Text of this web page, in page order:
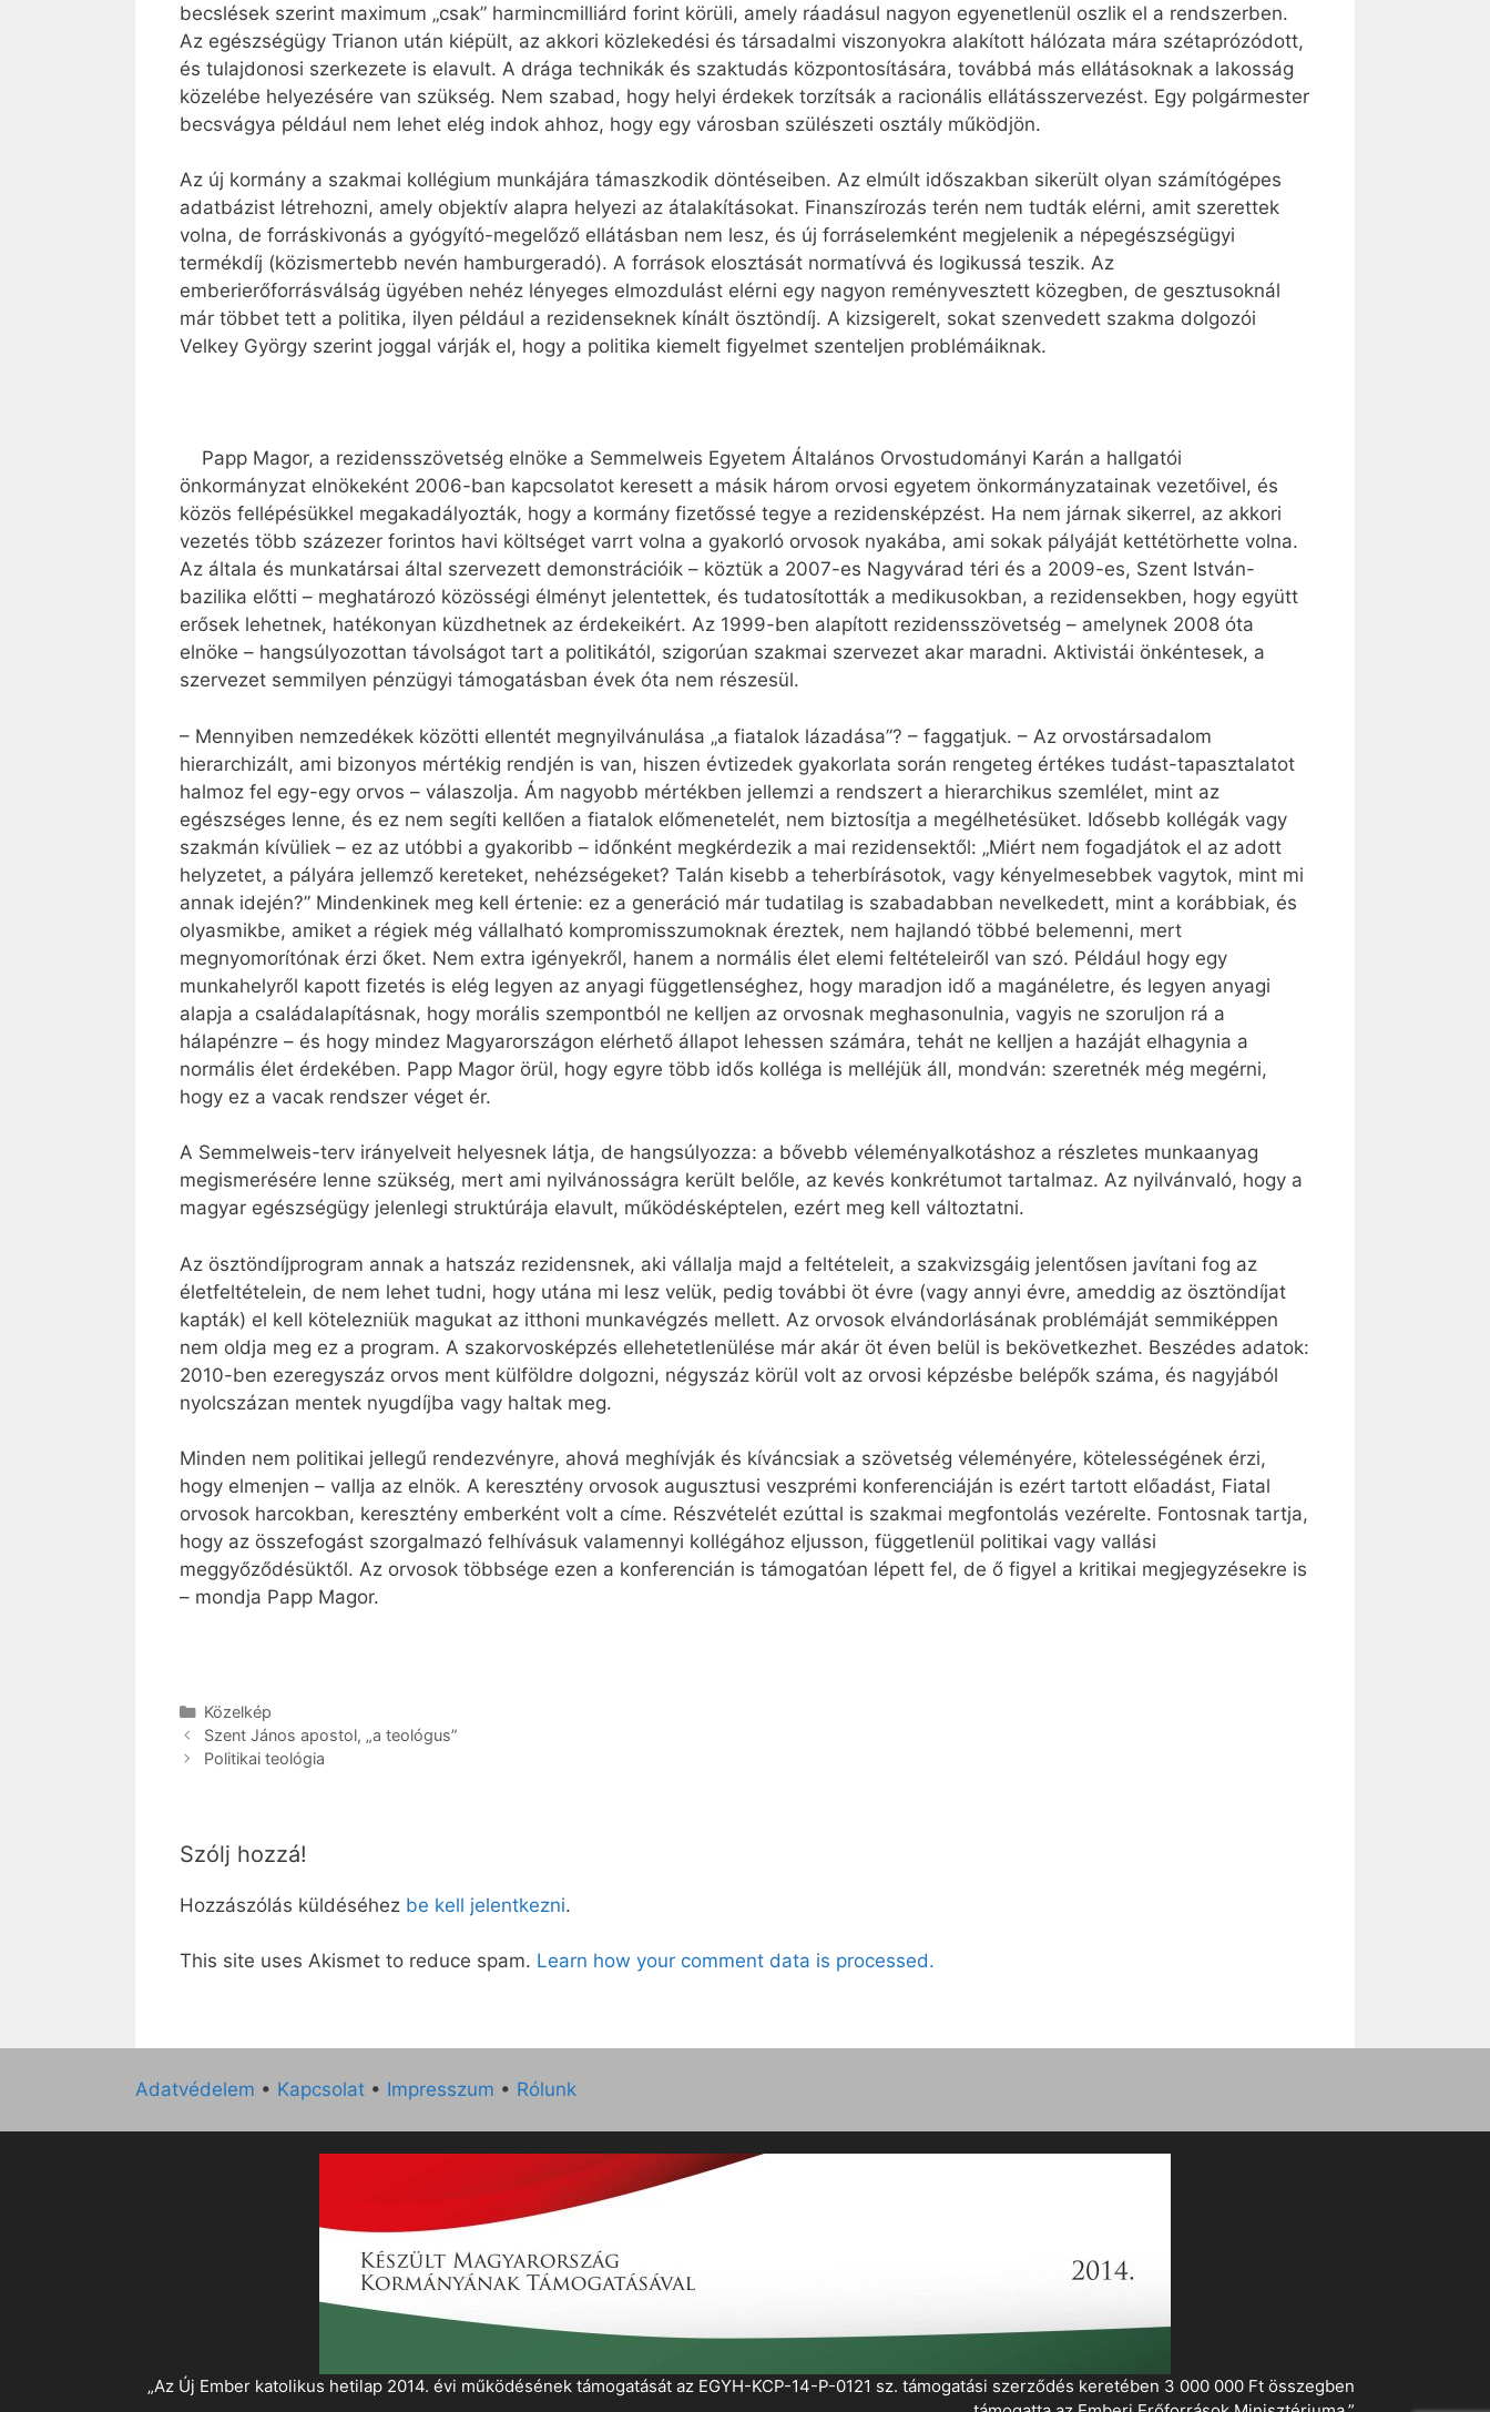
becslések szerint maximum „csak” harmincmilliárd forint körüli, amely ráadásul nagyon egyenetlenül oszlik el a rendszerben.
Az egészségügy Trianon után kiépült, az akkori közlekedési és társadalmi viszonyokra alakított hálózata mára szétaprózódott,
és tulajdonosi szerkezete is elavult. A drága technikák és szaktudás központosítására, továbbá más ellátásoknak a lakosság
közelébe helyezésére van szükség. Nem szabad, hogy helyi érdekek torzítsák a racionális ellátásszervezést. Egy polgármester
becsvágya például nem lehet elég indok ahhoz, hogy egy városban szülészeti osztály működjön.
Az új kormány a szakmai kollégium munkájára támaszkodik döntéseiben. Az elmúlt időszakban sikerült olyan számítógépes
adatbázist létrehozni, amely objektív alapra helyezi az átalakításokat. Finanszírozás terén nem tudták elérni, amit szerettek
volna, de forráskivonás a gyógyító-megelőző ellátásban nem lesz, és új forráselemként megjelenik a népegészségügyi
termékdíj (közismertebb nevén hamburgeradó). A források elosztását normatívvá és logikussá teszik. Az
emberierőforrásválság ügyében nehéz lényeges elmozdulást elérni egy nagyon reményvesztett közegben, de gesztusoknál
már többet tett a politika, ilyen például a rezidenseknek kínált ösztöndíj. A kizsigerelt, sokat szenvedett szakma dolgozói
Velkey György szerint joggal várják el, hogy a politika kiemelt figyelmet szenteljen problémáiknak.
Papp Magor, a rezidensszövetség elnöke a Semmelweis Egyetem Általános Orvostudományi Karán a hallgatói
önkormányzat elnökeként 2006-ban kapcsolatot keresett a másik három orvosi egyetem önkormányzatainak vezetőivel, és
közös fellépésükkel megakadályozták, hogy a kormány fizetőssé tegye a rezidensképzést. Ha nem járnak sikerrel, az akkori
vezetés több százezer forintos havi költséget varrt volna a gyakorló orvosok nyakába, ami sokak pályáját kettétörhette volna.
Az általa és munkatársai által szervezett demonstrációik – köztük a 2007-es Nagyvárad téri és a 2009-es, Szent István-
bazilika előtti – meghatározó közösségi élményt jelentettek, és tudatosították a medikusokban, a rezidensekben, hogy együtt
erősek lehetnek, hatékonyan küzdhetnek az érdekeikért. Az 1999-ben alapított rezidensszövetség – amelynek 2008 óta
elnöke – hangsúlyozottan távolságot tart a politikától, szigorúan szakmai szervezet akar maradni. Aktivistái önkéntesek, a
szervezet semmilyen pénzügyi támogatásban évek óta nem részesül.
– Mennyiben nemzedékek közötti ellentét megnyilvánulása „a fiatalok lázadása”? – faggatjuk. – Az orvostársadalom
hierarchizált, ami bizonyos mértékig rendjén is van, hiszen évtizedek gyakorlata során rengeteg értékes tudást-tapasztalatot
halmoz fel egy-egy orvos – válaszolja. Ám nagyobb mértékben jellemzi a rendszert a hierarchikus szemlélet, mint az
egészséges lenne, és ez nem segíti kellően a fiatalok előmenetelét, nem biztosítja a megélhetésüket. Idősebb kollégák vagy
szakmán kívüliek – ez az utóbbi a gyakoribb – időnként megkérdezik a mai rezidensektől: „Miért nem fogadjátok el az adott
helyzetet, a pályára jellemző kereteket, nehézségeket? Talán kisebb a teherbírásotok, vagy kényelmesebbek vagytok, mint mi
annak idején?” Mindenkinek meg kell értenie: ez a generáció már tudatilag is szabadabban nevelkedett, mint a korábbiak, és
olyasmikbe, amiket a régiek még vállalható kompromisszumoknak éreztek, nem hajlandó többé belemenni, mert
megnyomorítónak érzi őket. Nem extra igényekről, hanem a normális élet elemi feltételeiről van szó. Például hogy egy
munkahelyről kapott fizetés is elég legyen az anyagi függetlenséghez, hogy maradjon idő a magánéletre, és legyen anyagi
alapja a családalapításnak, hogy morális szempontból ne kelljen az orvosnak meghasonulnia, vagyis ne szoruljon rá a
hálapénzre – és hogy mindez Magyarországon elérhető állapot lehessen számára, tehát ne kelljen a hazáját elhagynia a
normális élet érdekében. Papp Magor örül, hogy egyre több idős kolléga is melléjük áll, mondván: szeretnék még megérni,
hogy ez a vacak rendszer véget ér.
A Semmelweis-terv irányelveit helyesnek látja, de hangsúlyozza: a bővebb véleményalkotáshoz a részletes munkaanyag
megismerésére lenne szükség, mert ami nyilvánosságra került belőle, az kevés konkrétumot tartalmaz. Az nyilvánvaló, hogy a
magyar egészségügy jelenlegi struktúrája elavult, működésképtelen, ezért meg kell változtatni.
Az ösztöndíjprogram annak a hatszáz rezidensnek, aki vállalja majd a feltételeit, a szakvizsgáig jelentősen javítani fog az
életfeltételein, de nem lehet tudni, hogy utána mi lesz velük, pedig további öt évre (vagy annyi évre, ameddig az ösztöndíjat
kapták) el kell kötelezniük magukat az itthoni munkavégzés mellett. Az orvosok elvándorlásának problémáját semmiképpen
nem oldja meg ez a program. A szakorvosképzés ellehetetlenülése már akár öt éven belül is bekövetkezhet. Beszédes adatok:
2010-ben ezeregyszáz orvos ment külföldre dolgozni, négyszáz körül volt az orvosi képzésbe belépők száma, és nagyjából
nyolcszázan mentek nyugdíjba vagy haltak meg.
Minden nem politikai jellegű rendezvényre, ahová meghívják és kíváncsiak a szövetség véleményére, kötelességének érzi,
hogy elmenjen – vallja az elnök. A keresztény orvosok augusztusi veszprémi konferenciáján is ezért tartott előadást, Fiatal
orvosok harcokban, keresztény emberként volt a címe. Részvételét ezúttal is szakmai megfontolás vezérelte. Fontosnak tartja,
hogy az összefogást szorgalmazó felhívásuk valamennyi kollégához eljusson, függetlenül politikai vagy vallási
meggyőződésüktől. Az orvosok többsége ezen a konferencián is támogatóan lépett fel, de ő figyel a kritikai megjegyzésekre is
– mondja Papp Magor.
Kategória
Közelkép
Szent János apostol, „a teológus”
Politikai teológia
Szólj hozzá!
Hozzászólás küldéséhez be kell jelentkezni.
This site uses Akismet to reduce spam. Learn how your comment data is processed.
Adatvédelem • Kapcsolat • Impresszum • Rólunk
„Az Új Ember katolikus hetilap 2014. évi működésének támogatását az EGYH-KCP-14-P-0121 sz. támogatási szerződés keretében 3 000 000 Ft összegben